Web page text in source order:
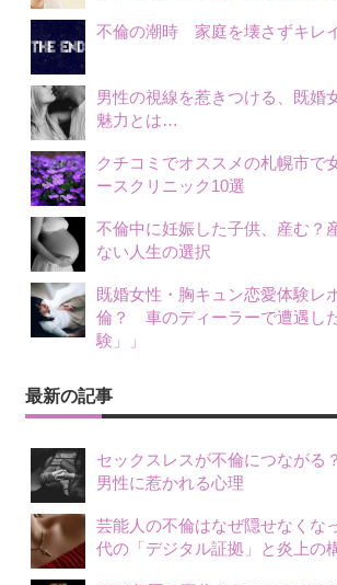
不倫の潮時 家庭を壊さずキレ
男性の視線を惹きつける、既婚
魅力とは…
クチコミでオススメの札幌市で
ースクリニック10選
不倫中に妊娠した子供、産む？
ない人生の選択
既婚女性・胸キュン恋愛体験レ
倫？ 車のディーラーで遭遇し
験」」
最新の記事
セックスレスが不倫につながる
男性に惹かれる心理
芸能人の不倫はなぜ隠せなくな
代の「デジタル証拠」と炎上の